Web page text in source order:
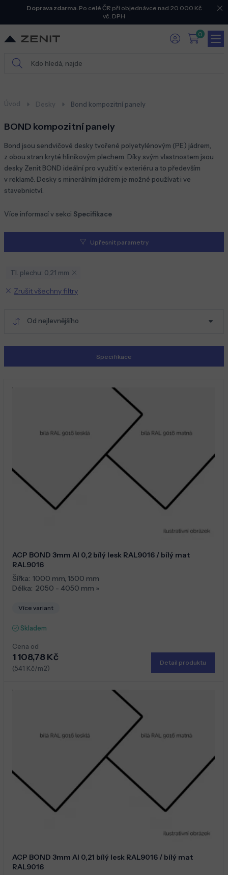
Doprava zdarma.Po celé ČR při objednávce nad 20 000 Kč
vč. DPH
0
Úvod Desky Bond kompozitní panely
BOND kompozitní panely
Bond jsou sendvičové desky tvořené polyetylénovým (PE) jádrem,
z obou stran kryté hliníkovým plechem. Díky svým vlastnostem jsou
desky Zenit BOND ideální pro využití v exteriéru a to především
v reklamě. Desky s minerálním jádrem je možné používat i ve
stavebnictví.
Více informací v sekci Specifikace
Upřesnit parametry
Tl. plechu: 0,21 mm
Zrušit všechny filtry
Od nejlevnějšího
Specifikace
ACP BOND 3mm Al 0,2 bílý lesk RAL9016 / bílý mat
RAL9016
Šířka: 1000 mm, 1500 mm
Délka: 2050 - 4050 mm »
Více variant
Skladem
Cena od
1 108,78 Kč
(541 Kč/m2)
Detail produktu
ACP BOND 3mm Al 0,21 bílý lesk RAL9016 / bílý mat
RAL9016